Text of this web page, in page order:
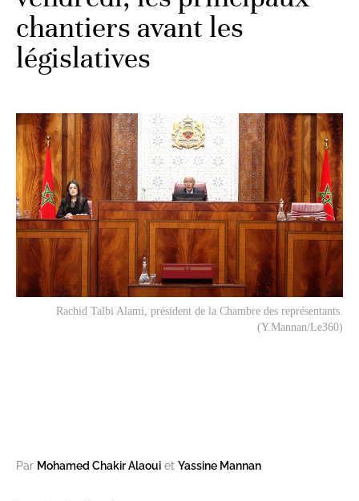
chantiers avant les
législatives
Rachid Talbi Alami, président de la Chambre des représentants.
(Y.Mannan/Le360)
Par Mohamed Chakir Alaoui et Yassine Mannan